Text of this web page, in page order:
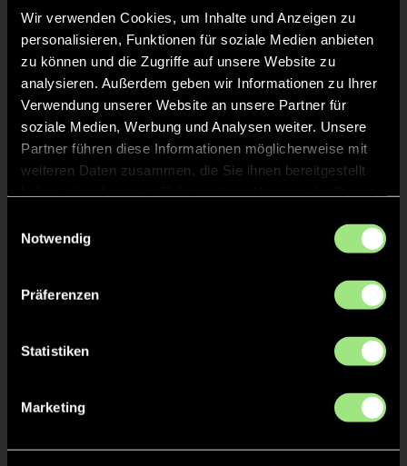
Wir verwenden Cookies, um Inhalte und Anzeigen zu
personalisieren, Funktionen für soziale Medien anbieten
zu können und die Zugriffe auf unsere Website zu
analysieren. Außerdem geben wir Informationen zu Ihrer
Verwendung unserer Website an unsere Partner für
soziale Medien, Werbung und Analysen weiter. Unsere
Partner führen diese Informationen möglicherweise mit
weiteren Daten zusammen, die Sie ihnen bereitgestellt
Notwendig
Präferenzen
Statistiken
Marketing
Charlotte P. 4
Perla M. 6
Emilia D. 8
Luisa B.